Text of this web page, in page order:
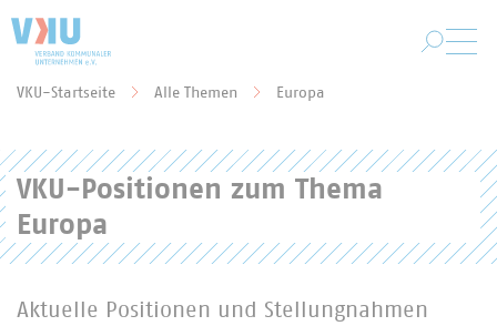
VKU-Startseite Alle Themen Europa
VKU-Positionen zum Thema
Europa
Aktuelle Positionen und Stellungnahmen